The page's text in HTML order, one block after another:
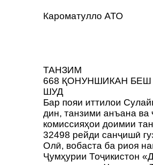
Кароматулло АТО
ТАНЗИМ
668 ҚОНУНШИКАН
ШУД
Бар пояи иттилои
дин, танзими анъана
комиссияҳои доимии
32498 рейди санҷишӣ
Олӣ, вобаста ба риоя
Ҷумҳурии Тоҷикистон